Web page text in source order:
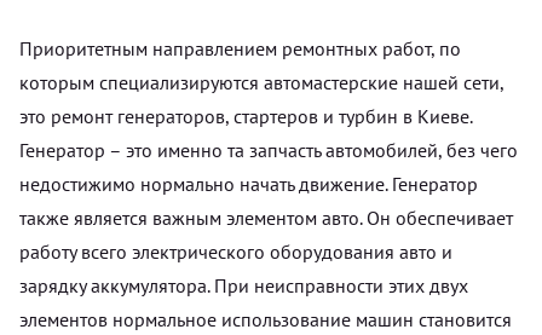
Приоритетным направлением ремонтных работ, по
которым специализируются автомастерские нашей сети,
это ремонт генераторов, стартеров и турбин в Киеве.
Генератор – это именно та запчасть автомобилей, без чего
недостижимо нормально начать движение. Генератор
также является важным элементом авто. Он обеспечивает
работу всего электрического оборудования авто и
зарядку аккумулятора. При неисправности этих двух
элементов нормальное использование машин становится